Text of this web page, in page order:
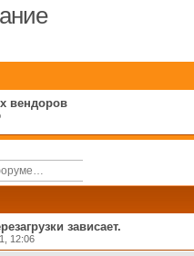
вендоров
зависает.
12:06